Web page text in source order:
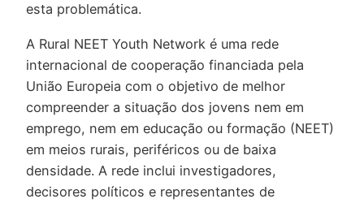
esta problemática.
A Rural NEET Youth Network é uma rede
internacional de cooperação financiada pela
União Europeia com o objetivo de melhor
compreender a situação dos jovens nem em
emprego, nem em educação ou formação (NEET)
em meios rurais, periféricos ou de baixa
densidade. A rede inclui investigadores,
decisores políticos e representantes de